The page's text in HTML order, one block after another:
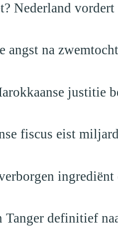
Nederland
angst na
justitie
fiscus eist
Tanger definitief